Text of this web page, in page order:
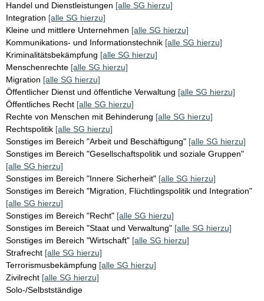
Handel und Dienstleistungen [alle SG hierzu]
Integration [alle SG hierzu]
Kleine und mittlere Unternehmen [alle SG hierzu]
Kommunikations- und Informationstechnik [alle SG hierzu]
Kriminalitätsbekämpfung [alle SG hierzu]
Menschenrechte [alle SG hierzu]
Migration [alle SG hierzu]
Öffentlicher Dienst und öffentliche Verwaltung [alle SG hierzu]
Öffentliches Recht [alle SG hierzu]
Rechte von Menschen mit Behinderung [alle SG hierzu]
Rechtspolitik [alle SG hierzu]
Sonstiges im Bereich "Arbeit und Beschäftigung" [alle SG hierzu]
Sonstiges im Bereich "Gesellschaftspolitik und soziale Gruppen"
[alle SG hierzu]
Sonstiges im Bereich "Innere Sicherheit" [alle SG hierzu]
Sonstiges im Bereich "Migration, Flüchtlingspolitik und Integration"
[alle SG hierzu]
Sonstiges im Bereich "Recht" [alle SG hierzu]
Sonstiges im Bereich "Staat und Verwaltung" [alle SG hierzu]
Sonstiges im Bereich "Wirtschaft" [alle SG hierzu]
Strafrecht [alle SG hierzu]
Terrorismusbekämpfung [alle SG hierzu]
Zivilrecht [alle SG hierzu]
Solo-/Selbstständige